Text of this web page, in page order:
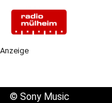
Anzeige
© Sony Music